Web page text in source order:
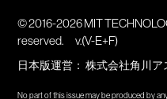
© 2016-2026 MIT
reserved.
v.(V-E+F)
日本版運営：株式会社角川ア
No part of this issue may be produced by